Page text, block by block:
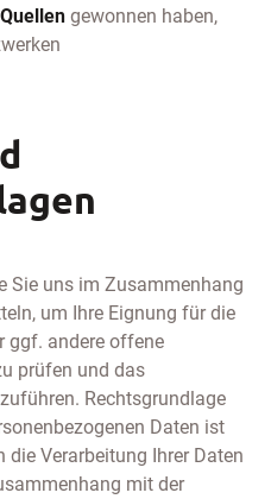
gewonnen haben,
Sie uns im Zusammenhang
um Ihre Eignung für die
ggf. andere offene
prüfen und das
Rechtsgrundlage
Daten ist
Verarbeitung Ihrer Daten
mit der